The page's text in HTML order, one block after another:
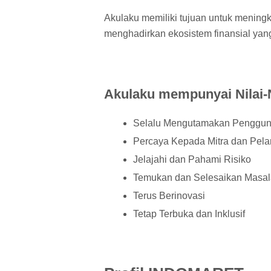
Akulaku memiliki tujuan untuk
menghadirkan ekosistem finansial
Akulaku mempunyai
Selalu Mengutamakan
Percaya Kepada Mitra dan
Jelajahi dan Pahami Risiko
Temukan dan Selesaikan
Terus Berinovasi
Tetap Terbuka dan Inklusif